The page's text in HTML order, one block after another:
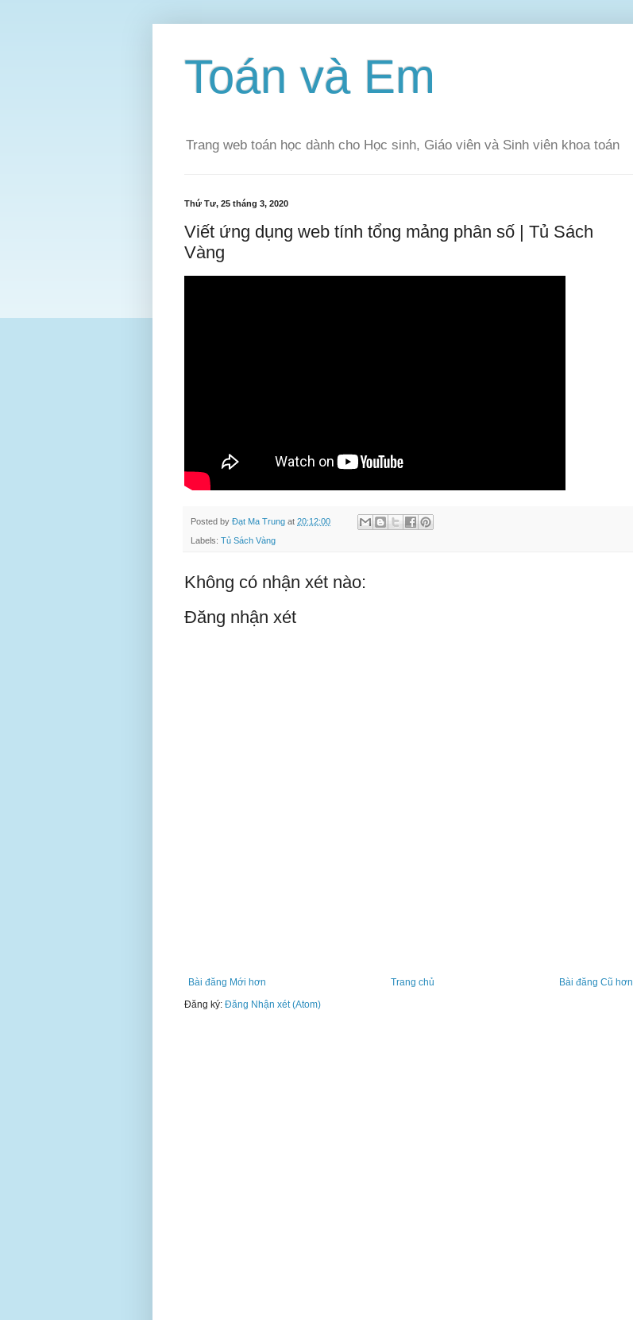
Toán và Em
Trang web toán học dành cho Học sinh, Giáo viên và Sinh viên khoa toán
Thứ Tư, 25 tháng 3, 2020
Viết ứng dụng web tính tổng mảng phân số | Tủ Sách
Vàng
Posted by Đạt Ma Trung at 20:12:00
Labels: Tủ Sách Vàng
Không có nhận xét nào:
Đăng nhận xét
Bài đăng Mới hơn Bài đăng Cũ hơn
Trang chủ
Đăng ký: Đăng Nhận xét (Atom)